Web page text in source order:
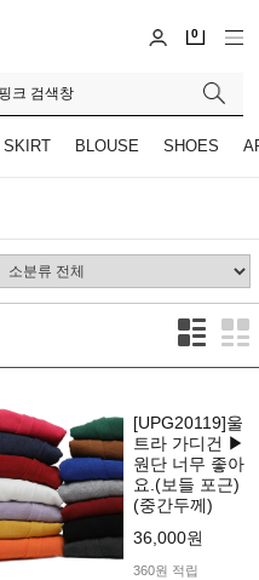
0
SKIRT BLOUSE SHOES
[UPG20119]울
트라 가디건 ▶
원단 너무 좋아
요.(보들 포근)
(중간두께)
36,000원
360원 적립